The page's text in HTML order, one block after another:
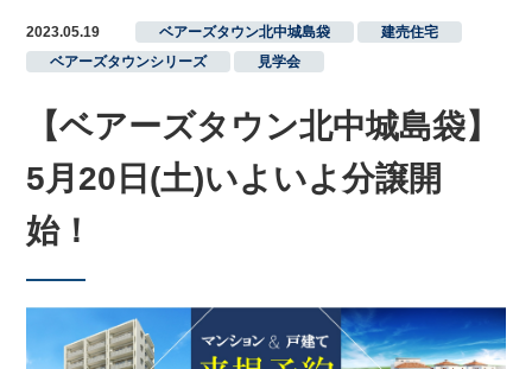
2023.05.19 ベアーズタウン北中城島袋 建売住宅
ベアーズタウンシリーズ
見学会
【ベアーズタウン北中城島袋】
5月20日(土)いよいよ分譲開
始！